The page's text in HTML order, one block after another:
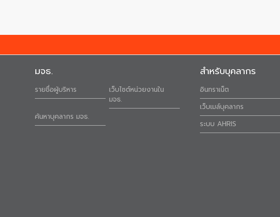
มจธ.
รายชื่อผู้บริหาร
เว็บไซต์หน่วยงานใน
มจธ.
ค้นหาบุคลากร มจธ.
สำหรับบุคลากร
อินทราเน็ต
เว็บเมล์บุคลากร
ระบบ AHRIS